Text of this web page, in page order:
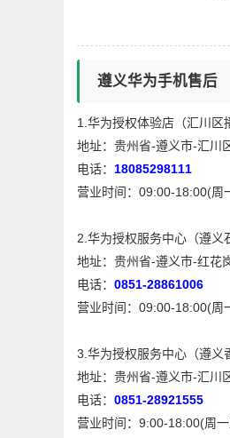
遵义华为手机售后
1.华为授权体验店（汇川区
地址：贵州省-遵义市-汇川
电话： 18085298111
营业时间：09:00-18:00(周
2.华为授权服务中心（遵义
地址：贵州省-遵义市-红花
电话： 0851-28861006
营业时间：09:00-18:00(周
3.华为授权服务中心（遵义
地址：贵州省-遵义市-汇川
电话： 0851-28921555
营业时间：9:00-18:00(周